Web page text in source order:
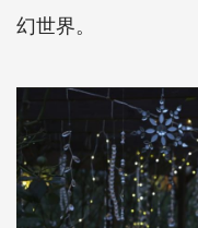
幻世界。